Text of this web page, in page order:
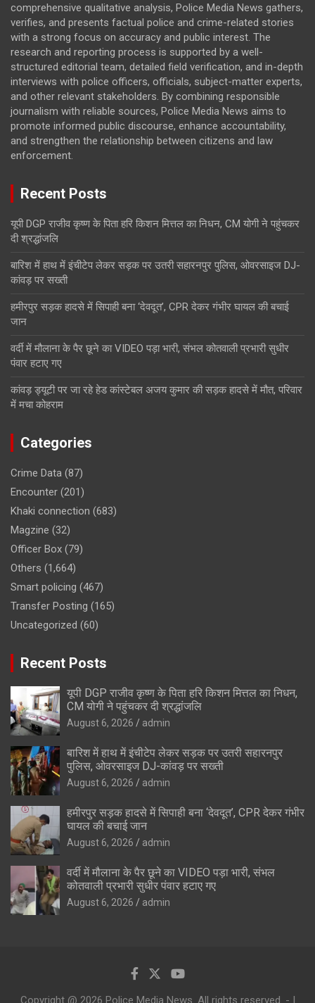
comprehensive qualitative analysis, Police Media News gathers,
verifies, and presents factual police and crime-related stories
with a strong focus on accuracy and public interest. The
research and reporting process is supported by a well-
structured editorial team, detailed field verification, and in-depth
interviews with police officers, officials, subject-matter experts,
and other relevant stakeholders. By combining responsible
journalism with reliable sources, Police Media News aims to
promote informed public discourse, enhance accountability,
and strengthen the relationship between citizens and law
enforcement.
Recent Posts
यूपी DGP राजीव कृष्ण के पिता हरि किशन मित्तल का निधन, CM योगी ने पहुंचकर
दी श्रद्धांजलि
बारिश में हाथ में इंचीटेप लेकर सड़क पर उतरी सहारनपुर पुलिस, ओवरसाइज DJ-
कांवड़ पर सख्ती
हमीरपुर सड़क हादसे में सिपाही बना ‘देवदूत’, CPR देकर गंभीर घायल की बचाई
जान
वर्दी में मौलाना के पैर छूने का VIDEO पड़ा भारी, संभल कोतवाली प्रभारी सुधीर
पंवार हटाए गए
कांवड़ ड्यूटी पर जा रहे हेड कांस्टेबल अजय कुमार की सड़क हादसे में मौत, परिवार
में मचा कोहराम
Categories
Crime Data (87)
Encounter (201)
Khaki connection (683)
Magzine (32)
Officer Box (79)
Others (1,664)
Smart policing (467)
Transfer Posting (165)
Uncategorized (60)
Recent Posts
यूपी DGP राजीव कृष्ण के पिता हरि किशन मित्तल का निधन,
CM योगी ने पहुंचकर दी श्रद्धांजलि
August 6, 2026 admin
बारिश में हाथ में इंचीटेप लेकर सड़क पर उतरी सहारनपुर
पुलिस, ओवरसाइज DJ-कांवड़ पर सख्ती
August 6, 2026 admin
हमीरपुर सड़क हादसे में सिपाही बना ‘देवदूत’, CPR देकर गंभीर
घायल की बचाई जान
August 6, 2026 admin
वर्दी में मौलाना के पैर छूने का VIDEO पड़ा भारी, संभल
कोतवाली प्रभारी सुधीर पंवार हटाए गए
August 6, 2026 admin
Copyright @ 2026 Police Media News. All rights reserved. - |